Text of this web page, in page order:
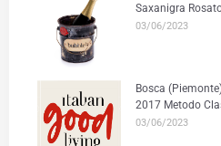
Saxanigra
03/06/2023
Bosca
2017 Metodo
03/06/2023